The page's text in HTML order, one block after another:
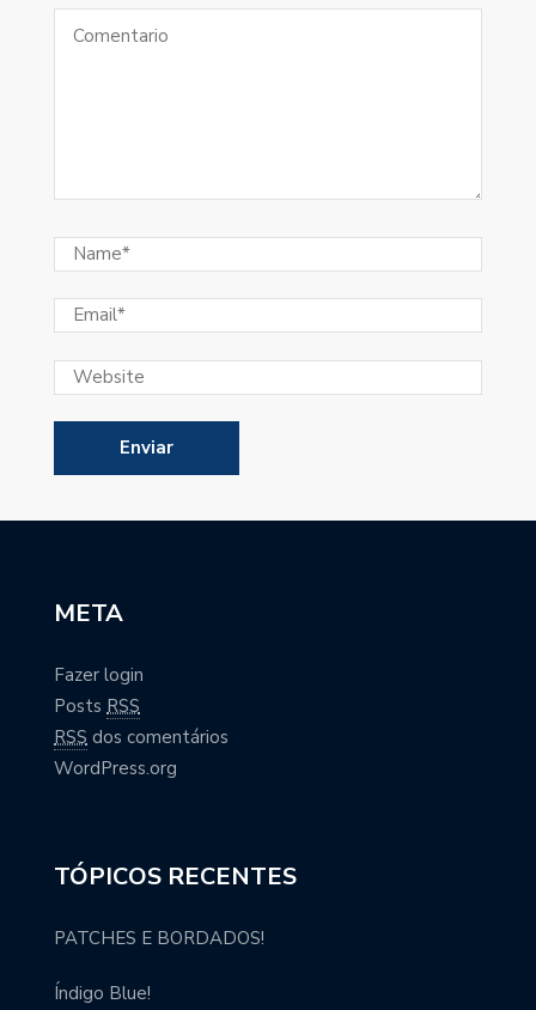
META
Fazer login
Posts RSS
RSS dos comentários
WordPress.org
TÓPICOS RECENTES
PATCHES E BORDADOS!
Índigo Blue!